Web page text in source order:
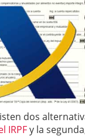
dos
IRPFy la